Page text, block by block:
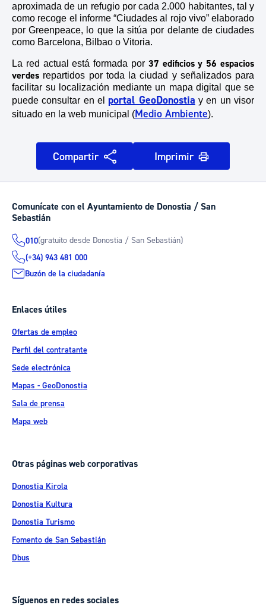
aproximada de un refugio por cada 2.000 habitantes, tal y
como recoge el informe “Ciudades al rojo vivo” elaborado
por Greenpeace, lo que la sitúa por delante de ciudades
como Barcelona, Bilbao o Vitoria.
La red actual está formada por 37 edificios y 56 espacios
verdes repartidos por toda la ciudad y señalizados para
facilitar su localización mediante un mapa digital que se
puede consultar en el portal GeoDonostia y en un visor
situado en la web municipal (Medio Ambiente).
Compartir Imprimir
Comunícate con el Ayuntamiento de Donostia / San
Sebastián
010(gratuito desde Donostia / San Sebastián)
(+34) 943 481 000
Buzón de la ciudadanía
Enlaces útiles
Ofertas de empleo
Perfil del contratante
Sede electrónica
Mapas - GeoDonostia
Sala de prensa
Mapa web
Otras páginas web corporativas
Donostia Kirola
Donostia Kultura
Donostia Turismo
Fomento de San Sebastián
Dbus
Síguenos en redes sociales